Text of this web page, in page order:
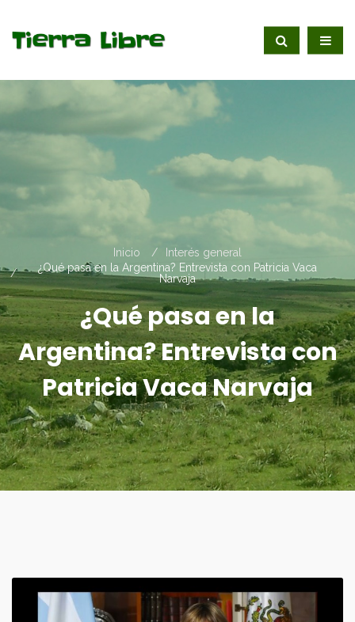
Inicio
Interés general
¿Qué pasa en la Argentina? Entrevista con Patricia Vaca
Narvaja
¿Qué pasa en la
Argentina? Entrevista con
Patricia Vaca Narvaja